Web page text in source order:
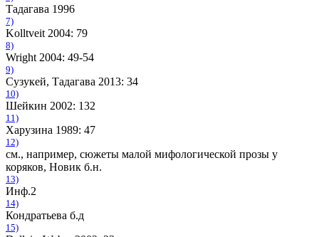
Тадагава 1996
7)
Kolltveit 2004: 79
8)
Wright 2004: 49-54
9)
Сузукей, Тадагава 2013: 34
10)
Шейкин 2002: 132
11)
Харузина 1989: 47
12)
см., например, сюжеты малой мифологической прозы у
коряков, Новик б.н.
13)
Инф.2
14)
Кондратьева б.д
15)